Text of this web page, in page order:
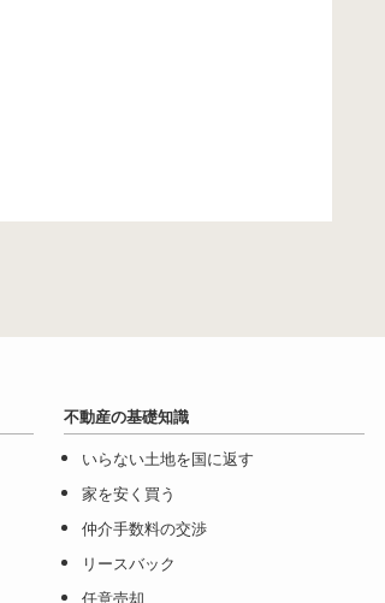
不動産の基礎知識
いらない土地を国に返す
家を安く買う
仲介手数料の交渉
リースバック
任意売却